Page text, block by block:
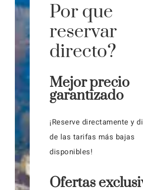
Por que
reservar
directo?
Mejor precio
garantizado
¡Reserve directamente y
de las tarifas más bajas
disponibles!
Ofertas